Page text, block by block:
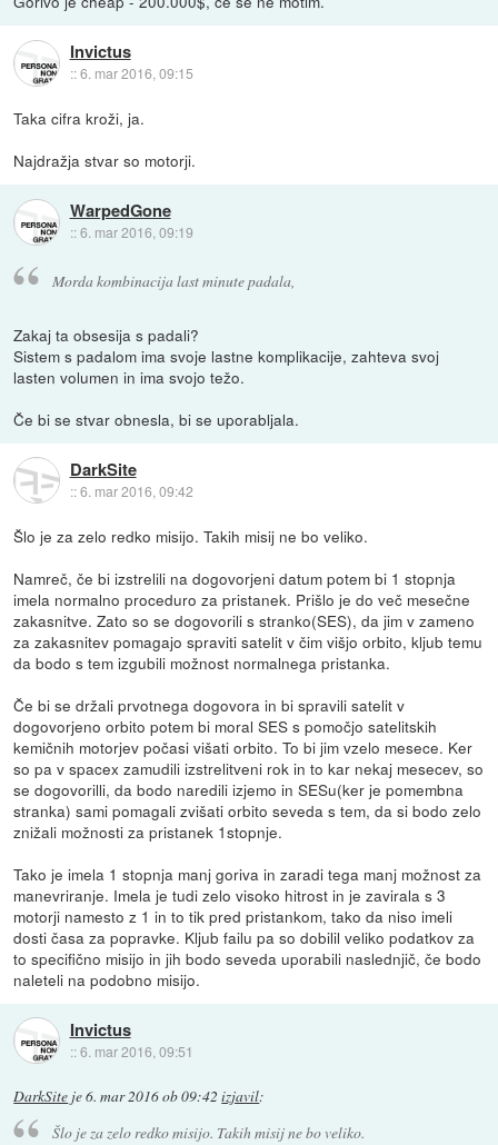
Invictus
::6. mar 2016, 09:15
Taka cifra kroži, ja.
Najdražja stvar so motorji.
WarpedGone
::6. mar 2016, 09:19
Morda kombinacija last minute padala,
Zakaj ta obsesija s padali?
Sistem s padalom ima svoje lastne komplikacije, zahteva svoj
lasten volumen in ima svojo težo.
Če bi se stvar obnesla, bi se uporabljala.
DarkSite
::6. mar 2016, 09:42
Šlo je za zelo redko misijo. Takih misij ne bo veliko.
Namreč, če bi izstrelili na dogovorjeni datum potem bi 1 stopnja
imela normalno proceduro za pristanek. Prišlo je do več mesečne
zakasnitve. Zato so se dogovorili s stranko(SES), da jim v zameno
za zakasnitev pomagajo spraviti satelit v čim višjo orbito, kljub temu
da bodo s tem izgubili možnost normalnega pristanka.
Če bi se držali prvotnega dogovora in bi spravili satelit v
dogovorjeno orbito potem bi moral SES s pomočjo satelitskih
kemičnih motorjev počasi višati orbito. To bi jim vzelo mesece. Ker
so pa v spacex zamudili izstrelitveni rok in to kar nekaj mesecev, so
se dogovorilli, da bodo naredili izjemo in SESu(ker je pomembna
stranka) sami pomagali zvišati orbito seveda s tem, da si bodo zelo
znižali možnosti za pristanek 1stopnje.
Tako je imela 1 stopnja manj goriva in zaradi tega manj možnost za
manevriranje. Imela je tudi zelo visoko hitrost in je zavirala s 3
motorji namesto z 1 in to tik pred pristankom, tako da niso imeli
dosti časa za popravke. Kljub failu pa so dobilil veliko podatkov za
to specifično misijo in jih bodo seveda uporabili naslednjič, če bodo
naleteli na podobno misijo.
Invictus
::6. mar 2016, 09:51
DarkSite je6. mar 2016 ob 09:42 izjavil:
Šlo je za zelo redko misijo. Takih misij ne bo veliko.